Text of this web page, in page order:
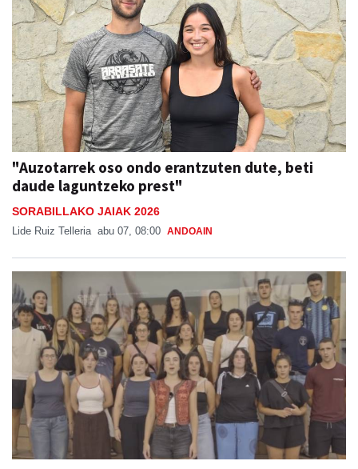
"Auzotarrek oso ondo erantzuten dute, beti
daude laguntzeko prest"
SORABILLAKO JAIAK 2026
Lide Ruiz Telleria abu 07, 08:00
Burrunba, gazte euskaltzaleen ekimen berria
Beterri-Buruntzan